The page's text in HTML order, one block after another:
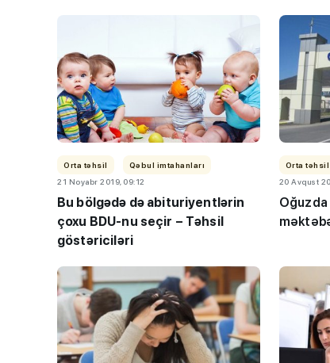
Orta təhsil
Qəbul imtahanları
21 Noyabr 2019, 09:12
Bu bölgədə də abituriyentlərin
çoxu BDU-nu seçir – Təhsil
göstəriciləri
Orta təhsil
20 Avqust